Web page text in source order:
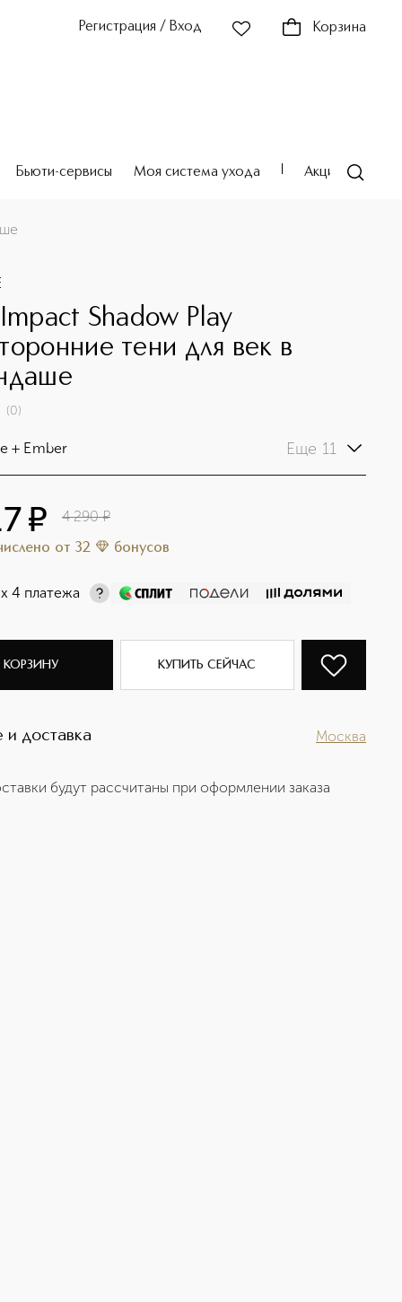
Регистрация / Вход Корзина
Бьюти-сервисы Моя система ухода Акции
Shadow Play
тени для век в
(0)
+ Ember Еще 11
¤ 4 290 ¤
от 32 бонусов
х 4 платежа
КОРЗИНУ КУПИТЬ СЕЙЧАС
и доставка Москва
будут рассчитаны при оформлении заказа